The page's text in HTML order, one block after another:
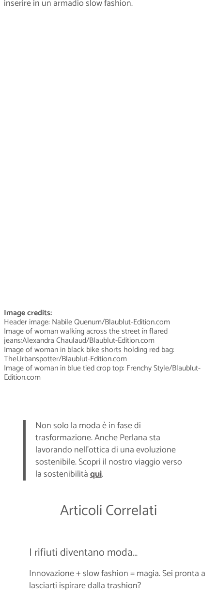
inserire in un armadio slow fashion.
Image credits:
Header image: Nabile Quenum/Blaublut-Edition.com
Image of woman walking across the street in flared
jeans:Alexandra Chaulaud/Blaublut-Edition.com
Image of woman in black bike shorts holding red bag:
TheUrbanspotter/Blaublut-Edition.com
Image of woman in blue tied crop top: Frenchy Style/Blaublut-
Edition.com
Non solo la moda è in fase di
trasformazione. Anche Perlana sta
lavorando nell’ottica di una evoluzione
sostenibile. Scopri il nostro viaggio verso
la sostenibilitàqui.
Articoli Correlati
I rifiuti diventano moda…
Innovazione + slow fashion = magia. Sei pronta a
lasciarti ispirare dalla trashion?